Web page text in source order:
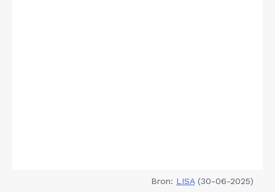
Bron: LISA(30-06-2025)